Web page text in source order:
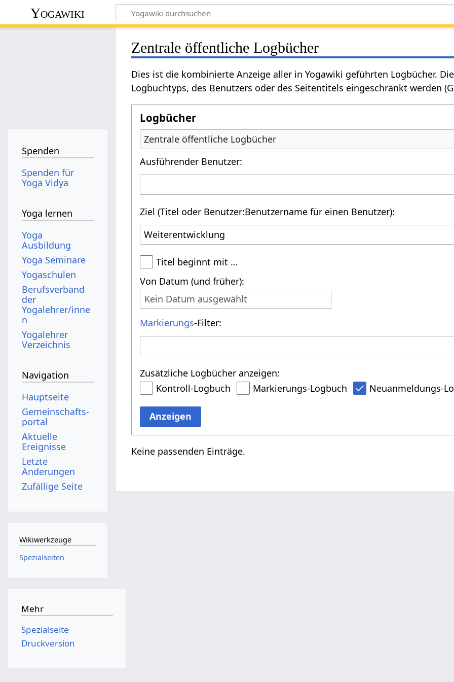
Yogawiki
Zentrale öffentliche Logbücher
Dies ist die kombinierte Anzeige aller in Yogawiki geführten Logbücher.
Logbuchtyps, des Benutzers oder des Seitentitels eingeschränkt werden
Logbücher
Zentrale öffentliche Logbücher
Ausführender Benutzer:
Ziel (Titel oder Benutzer:Benutzername für einen Benutzer):
Titel beginnt mit …
Von Datum (und früher):
Kein Datum ausgewählt
Markierungs-Filter:
Zusätzliche Logbücher anzeigen:
Kontroll-Logbuch
Markierungs-Logbuch Neuanmeldungs-
Anzeigen
Keine passenden Einträge.
Spenden
Spenden für
Yoga Vidya
Yoga lernen
Yoga
Ausbildung
Yoga Seminare
Yogaschulen
Berufsverband
der
Yogalehrer/inne
n
Yogalehrer
Verzeichnis
Navigation
Hauptseite
Gemeinschafts­
portal
Aktuelle
Ereignisse
Letzte
Änderungen
Zufällige Seite
Wikiwerkzeuge
Spezialseiten
Mehr
Spezialseite
Druckversion